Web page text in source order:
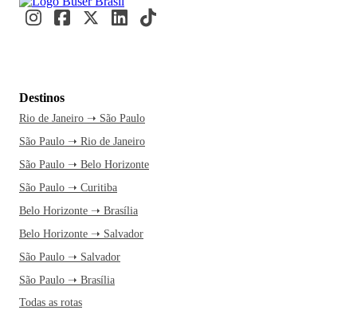
Destinos
Rio de Janeiro ➝ São Paulo
São Paulo ➝ Rio de Janeiro
São Paulo ➝ Belo Horizonte
São Paulo ➝ Curitiba
Belo Horizonte ➝ Brasília
Belo Horizonte ➝ Salvador
São Paulo ➝ Salvador
São Paulo ➝ Brasília
Todas as rotas